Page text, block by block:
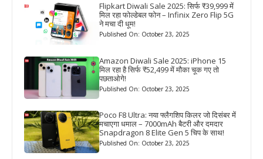
Flipkart Diwali Sale 2025: सिर्फ ₹39,999 में
मिल रहा फोल्डेबल फोन – Infinix Zero Flip 5G
ने मचा दी धूम!
Published On: October 23, 2025
Amazon Diwali Sale 2025: iPhone 15
मिल रहा है सिर्फ ₹52,499 में मौका चूक गए तो
पछताओगे!
Published On: October 23, 2025
Poco F8 Ultra: नया फ्लैगशिप किलर जो दिसंबर में
मचाएगा धमाल – 7000mAh बैटरी और दमदार
Snapdragon 8 Elite Gen 5 चिप के साथ!
Published On: October 23, 2025